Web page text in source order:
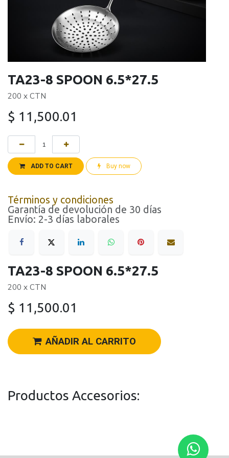
TA23-8 SPOON 6.5*27.5
200 x CTN
$ 11,500.01
ADD TO CART Buy now
Términos y condiciones
Garantía de devolución de 30 días
Envío: 2-3 días laborales
TA23-8 SPOON 6.5*27.5
200 x CTN
$ 11,500.01
AÑADIR AL CARRITO
Productos Accesorios: